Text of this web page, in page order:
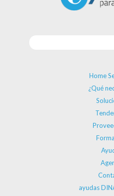
Home
¿Qué
ayudas